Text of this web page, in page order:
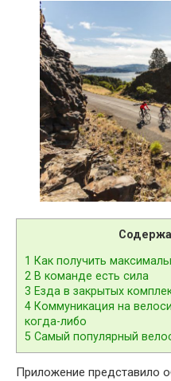
1 Как получить
2 В команде есть сила
3 Езда в закрытых
4 Коммуникация на
когда-либо
5 Самый популярный
Приложение представило